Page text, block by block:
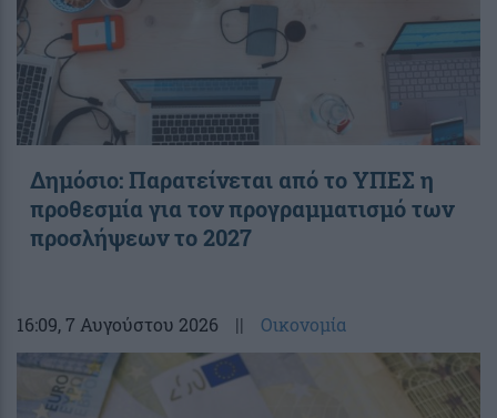
Δημόσιο: Παρατείνεται από το ΥΠΕΣ η
προθεσμία για τον προγραμματισμό των
προσλήψεων το 2027
16:09, 7 Αυγούστου 2026 || Οικονομία